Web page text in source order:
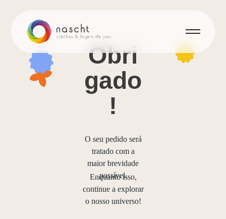
Obri
gado
!
O seu pedido será
tratado com a
maior brevidade
possível.
Enquanto isso,
continue a explorar
o nosso universo!